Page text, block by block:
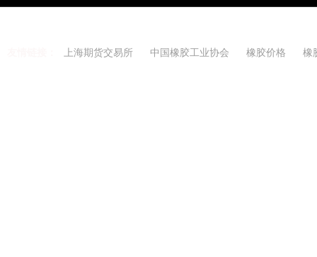
上海期货交易所 中国橡胶工业协会 橡胶价格 橡